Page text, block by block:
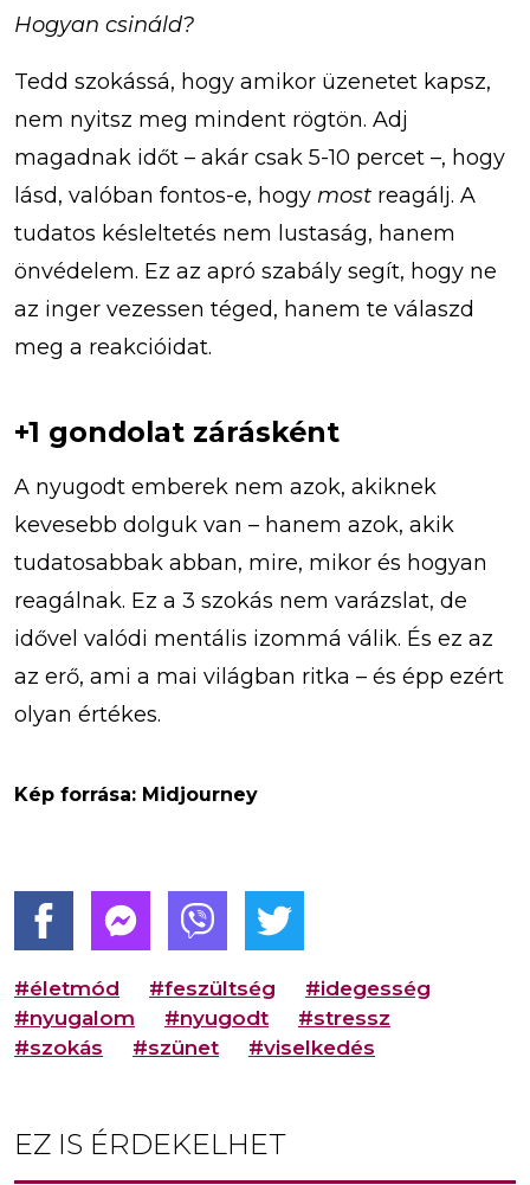
Hogyan csináld?
Tedd szokássá, hogy amikor üzenetet kapsz,
nem nyitsz meg mindent rögtön. Adj
magadnak időt – akár csak 5-10 percet –, hogy
lásd, valóban fontos-e, hogy most reagálj. A
tudatos késleltetés nem lustaság, hanem
önvédelem. Ez az apró szabály segít, hogy ne
az inger vezessen téged, hanem te válaszd
meg a reakcióidat.
+1 gondolat zárásként
A nyugodt emberek nem azok, akiknek
kevesebb dolguk van – hanem azok, akik
tudatosabbak abban, mire, mikor és hogyan
reagálnak. Ez a 3 szokás nem varázslat, de
idővel valódi mentális izommá válik. És ez az
az erő, ami a mai világban ritka – és épp ezért
olyan értékes.
Kép forrása: Midjourney
#életmód #feszültség
#idegesség
#nyugalom
#nyugodt
#stressz
#szokás
#szünet #viselkedés
EZ IS ÉRDEKELHET